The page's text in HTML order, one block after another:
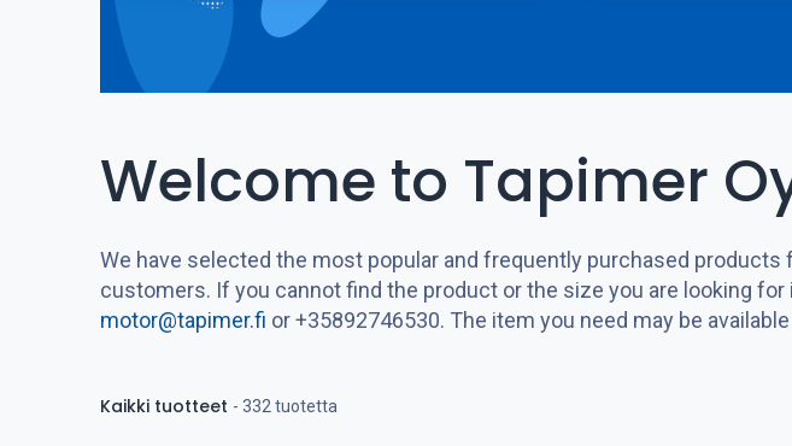
Welcome to Tapimer
We have selected the most popular and frequently purchased
customers. If you cannot find the product or the size you are looking
motor@tapimer.fi or +35892746530. The item you need may be
Kaikki tuotteet - 332 tuotetta